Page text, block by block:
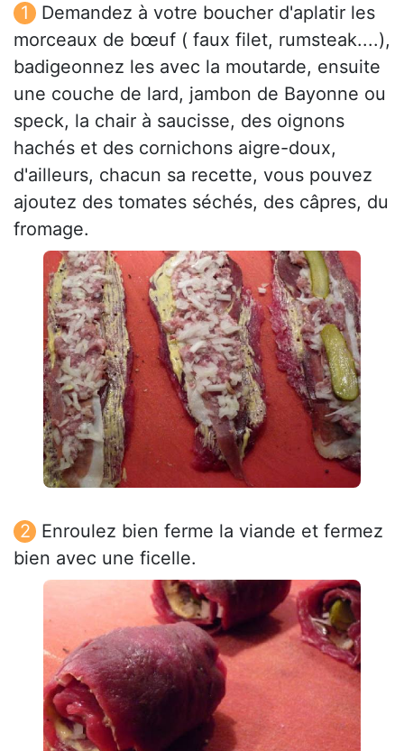
Demandez à votre boucher d'aplatir les
morceaux de bœuf ( faux filet, rumsteak....),
badigeonnez les avec la moutarde, ensuite
une couche de lard, jambon de Bayonne ou
speck, la chair à saucisse, des oignons
hachés et des cornichons aigre-doux,
d'ailleurs, chacun sa recette, vous pouvez
ajoutez des tomates séchés, des câpres, du
fromage.
Enroulez bien ferme la viande et fermez
bien avec une ficelle.